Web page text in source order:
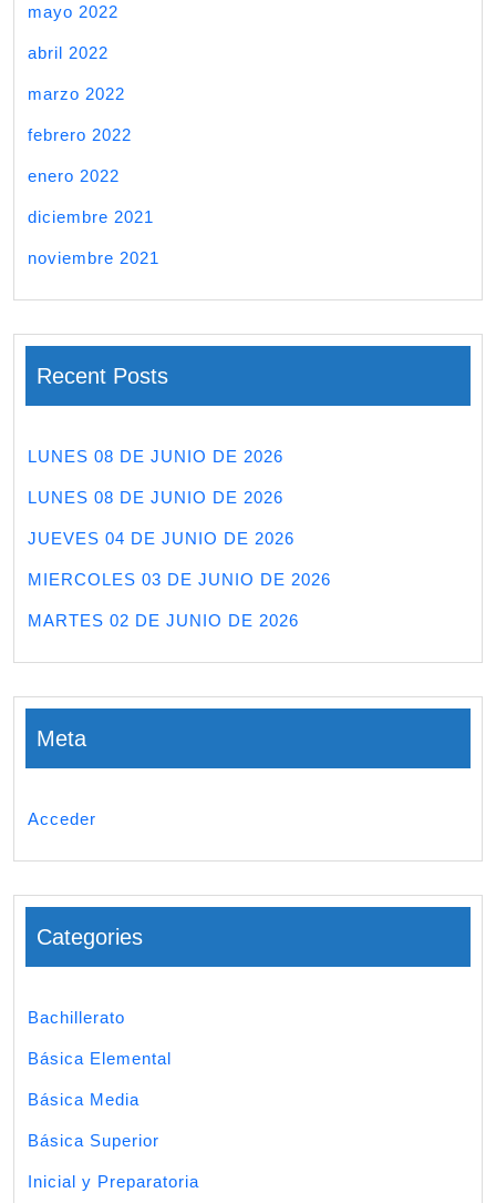
mayo 2022
abril 2022
marzo 2022
febrero 2022
enero 2022
diciembre 2021
noviembre 2021
Recent Posts
LUNES 08 DE JUNIO DE 2026
LUNES 08 DE JUNIO DE 2026
JUEVES 04 DE JUNIO DE 2026
MIERCOLES 03 DE JUNIO DE 2026
MARTES 02 DE JUNIO DE 2026
Meta
Acceder
Categories
Bachillerato
Básica Elemental
Básica Media
Básica Superior
Inicial y Preparatoria